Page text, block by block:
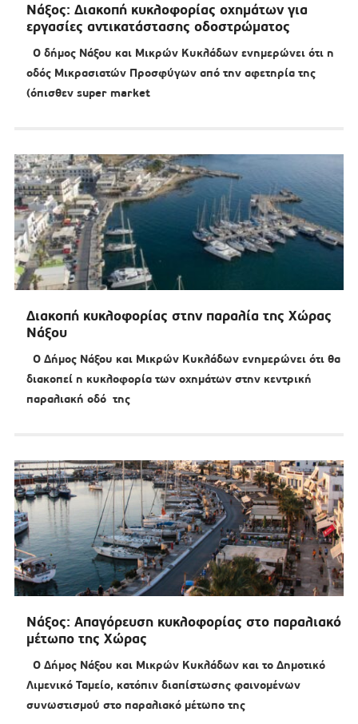
Νάξος: Διακοπή κυκλοφορίας οχημάτων για
εργασίες αντικατάστασης οδοστρώματος
Ο δήμος Νάξου και Μικρών Κυκλάδων ενημερώνει ότι η
οδός Μικρασιατών Προσφύγων από την αφετηρία της
(όπισθεν super market
Διακοπή κυκλοφορίας στην παραλία της Χώρας
Νάξου
Ο Δήμος Νάξου και Μικρών Κυκλάδων ενημερώνει ότι θα
διακοπεί η κυκλοφορία των οχημάτων στην κεντρική
παραλιακή οδό της
Νάξος: Απαγόρευση κυκλοφορίας στο παραλιακό
μέτωπο της Χώρας
Ο Δήμος Νάξου και Μικρών Κυκλάδων και το Δημοτικό
Λιμενικό Ταμείο, κατόπιν διαπίστωσης φαινομένων
συνωστισμού στο παραλιακό μέτωπο της